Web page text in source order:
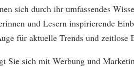
sich durch ihr umfassendes
und Lesern inspirierende
für aktuelle Trends und zeitlose
Sie sich mit Werbung und